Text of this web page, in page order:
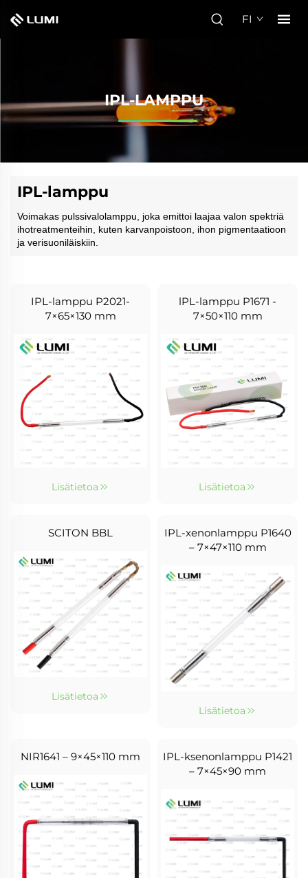
FI
IPL-LAMPPU
IPL-lamppu
Voimakas pulssivalolamppu, joka emittoi laajaa valon spektriä
ihotreatmenteihin, kuten karvanpoistoon, ihon pigmentaatioon
ja verisuoniläiskiin.
IPL-lamppu P2021-
7×65×130 mm
Lisätietoa
lPL-lamppu P1671 -
7×50×110 mm
Lisätietoa
SCITON BBL
Lisätietoa
IPL-xenonlamppu P1640
– 7×47×110 mm
Lisätietoa
NIR1641 – 9×45×110 mm
IPL-ksenonlamppu P1421
– 7×45×90 mm